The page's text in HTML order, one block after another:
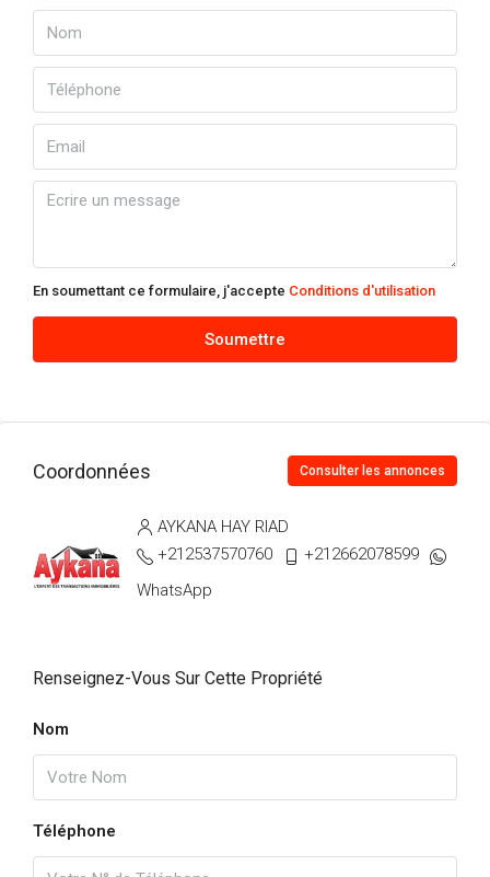
En soumettant ce formulaire, j'accepte Conditions d'utilisation
Soumettre
Coordonnées Consulter les annonces
AYKANA HAY RIAD
+212537570760
+212662078599
WhatsApp
Renseignez-Vous Sur Cette Propriété
Nom
Téléphone